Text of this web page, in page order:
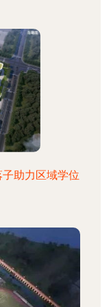
助力区域学位